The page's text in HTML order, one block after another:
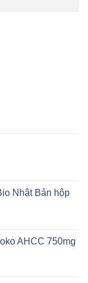
Nhật Bản hộp
AHCC 750mg